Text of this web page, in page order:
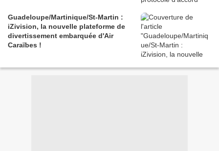
Guadeloupe/Martinique/St-Martin :
iZivision, la nouvelle plateforme de
divertissement embarquée d'Air
Caraïbes !